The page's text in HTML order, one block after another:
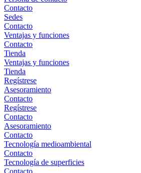
Contacto
Sedes
Contacto
Ventajas y funciones
Contacto
Tienda
Ventajas y funciones
Tienda
Regístrese
Asesoramiento
Contacto
Regístrese
Contacto
Asesoramiento
Contacto
Tecnología medioambiental
Contacto
Tecnología de superficies